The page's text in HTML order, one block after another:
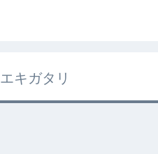
エキガタリ